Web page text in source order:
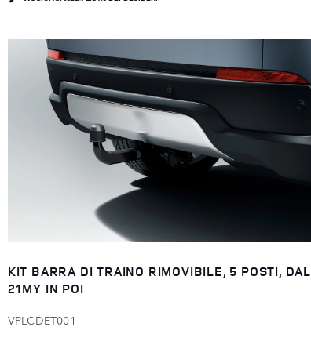
KIT BARRA DI TRAINO RIMOVIBILE, 5 POSTI, DAL
21MY IN POI
VPLCDET001